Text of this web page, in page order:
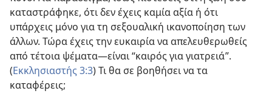
καταστράφηκε, ότι δεν έχεις καμία αξία ή ότι
υπάρχεις μόνο για τη σεξουαλική ικανοποίηση των
άλλων. Τώρα έχεις την ευκαιρία να απελευθερωθείς
από τέτοια ψέματα—είναι “καιρός για γιατρειά”.
(Εκκλησιαστής 3:3) Τι θα σε βοηθήσει να τα
καταφέρεις;